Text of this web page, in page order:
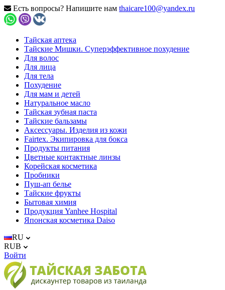
Есть вопросы? Напишите нам thaicare100@yandex.ru
Тайская аптека
Тайские Мишки. Суперэффективное похудение
Для волос
Для лица
Для тела
Похудение
Для мам и детей
Натуральное масло
Тайская зубная паста
Тайские бальзамы
Аксессуары. Изделия из кожи
Fairtex. Экипировка для бокса
Продукты питания
Цветные контактные линзы
Корейская косметика
Пробники
Пуш-ап белье
Тайские фрукты
Бытовая химия
Продукция Yanhee Hospital
Японская косметика Daiso
RU
RUB
Войти